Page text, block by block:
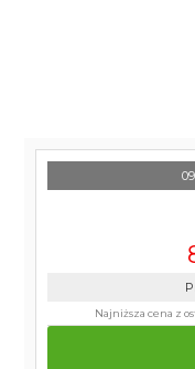
Najniższa cena z